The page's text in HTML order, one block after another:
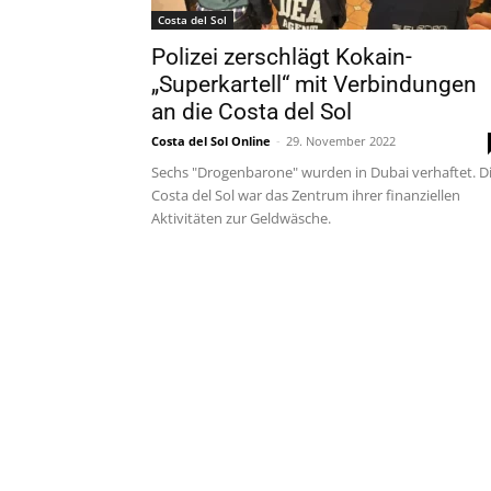
Costa del Sol
Polizei zerschlägt Kokain-
„Superkartell“ mit Verbindungen
an die Costa del Sol
Costa del Sol Online - 29. November 2022
Sechs "Drogenbarone" wurden in Dubai verhaftet.
Costa del Sol war das Zentrum ihrer finanziellen
Aktivitäten zur Geldwäsche.